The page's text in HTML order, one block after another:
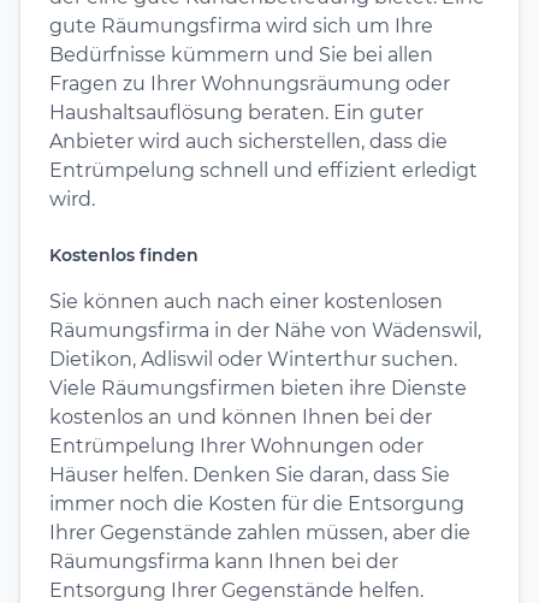
gute Räumungsfirma wird sich um Ihre
Bedürfnisse kümmern und Sie bei allen
Fragen zu Ihrer Wohnungsräumung oder
Haushaltsauflösung beraten. Ein guter
Anbieter wird auch sicherstellen, dass die
Entrümpelung schnell und effizient erledigt
wird.
Kostenlos finden
Sie können auch nach einer kostenlosen
Räumungsfirma in der Nähe von Wädenswil,
Dietikon, Adliswil oder Winterthur suchen.
Viele Räumungsfirmen bieten ihre Dienste
kostenlos an und können Ihnen bei der
Entrümpelung Ihrer Wohnungen oder
Häuser helfen. Denken Sie daran, dass Sie
immer noch die Kosten für die Entsorgung
Ihrer Gegenstände zahlen müssen, aber die
Räumungsfirma kann Ihnen bei der
Entsorgung Ihrer Gegenstände helfen.